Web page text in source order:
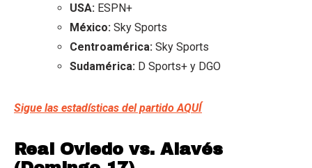
USA: ESPN+
México: Sky Sports
Centroamérica: Sky Sports
Sudamérica: D Sports+ y DGO
Sigue las estadísticas del partido AQUÍ
Real Oviedo vs. Alavés